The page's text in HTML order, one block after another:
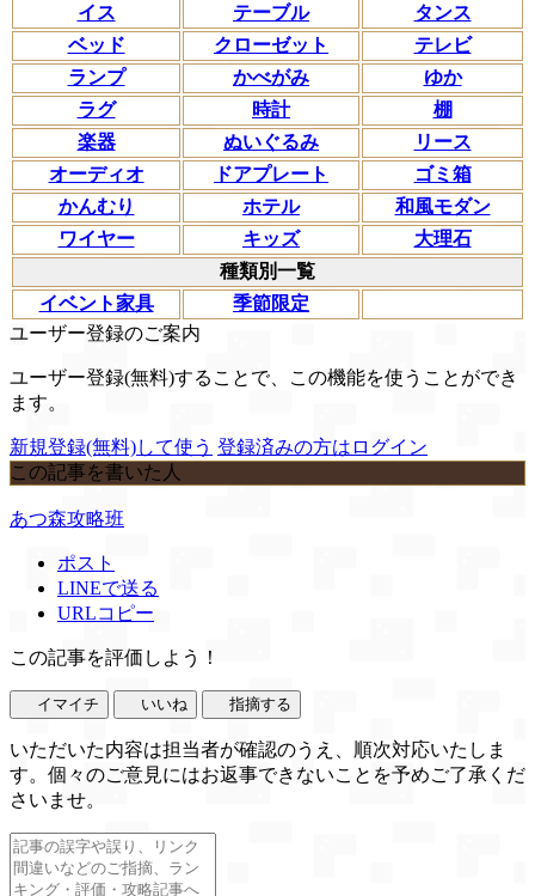
イス
テーブル
タンス
ベッド
クローゼット
テレビ
ランプ
かべがみ
ゆか
ラグ
時計
棚
楽器
ぬいぐるみ
リース
オーディオ
ドアプレート
ゴミ箱
かんむり
ホテル
和風モダン
ワイヤー
キッズ
大理石
種類別一覧
イベント家具
季節限定
ユーザー登録のご案内
ユーザー登録(無料)することで、この機能を使うことができ
ます。
新規登録(無料)して使う 登録済みの方はログイン
この記事を書いた人
あつ森攻略班
ポスト
LINEで送る
URLコピー
この記事を評価しよう！
イマイチ いいね 指摘する
いただいた内容は担当者が確認のうえ、順次対応いたしま
す。個々のご意見にはお返事できないことを予めご了承くだ
さいませ。